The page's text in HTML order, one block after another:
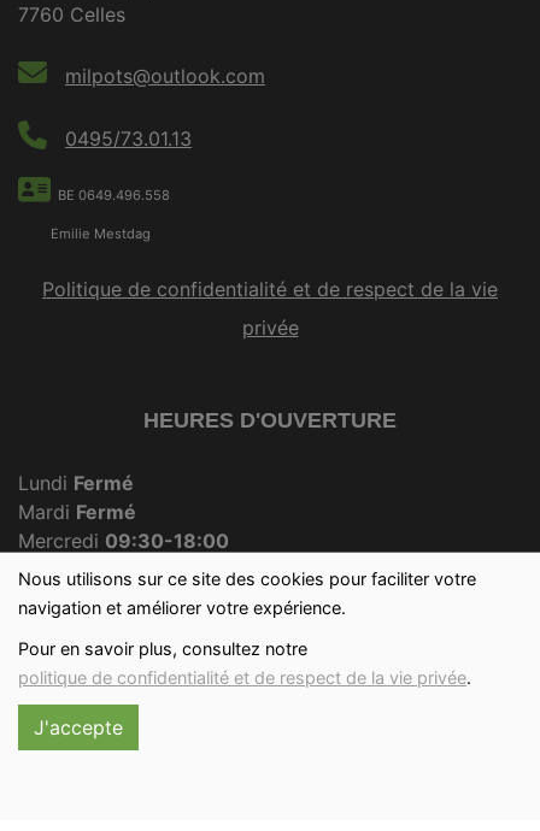
Nous utilisons sur ce site des cookies pour faciliter votre
navigation et améliorer votre expérience.
Pour en savoir plus, consultez notre
politique de confidentialité et de respect de la vie privée.
J'accepte
7760 Celles
milpots@outlook.com
0495/73.01.13
BE 0649.496.558
Emilie Mestdag
Politique de confidentialité et de respect de la vie
privée
HEURES D'OUVERTURE
Lundi Fermé
Mardi Fermé
Mercredi 09:30-18:00
JeudiFermé
Vendredi 09:30-18:00
Dimanche09:30-12:00